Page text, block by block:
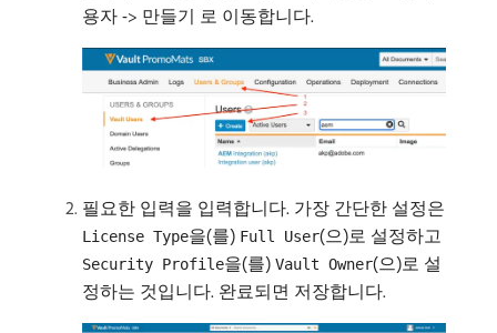
용자 -> 만들기 로 이동합니다.
필요한 입력을 입력합니다. 가장 간단한 설정은
License Type을(를) Full User(으)로 설정하고
Security Profile을(를) Vault Owner(으)로 설
정하는 것입니다. 완료되면 저장합니다.